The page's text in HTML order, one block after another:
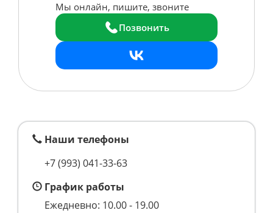
Мы онлайн, пишите, звоните
Позвонить
Наши телефоны
+7 (993) 041-33-63
График работы
Ежедневно: 10.00 - 19.00